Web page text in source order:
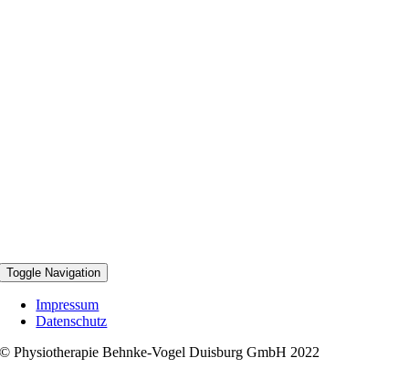
Toggle Navigation
Impressum
Datenschutz
© Physiotherapie Behnke-Vogel Duisburg GmbH 2022